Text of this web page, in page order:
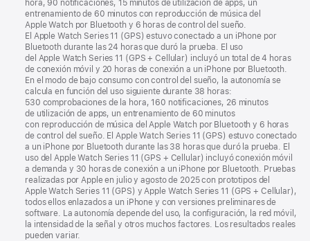
página
hora, 90 notificaciones, 15 minutos de utilización de apps, un
entrenamiento de 60 minutos con reproducción de música del
Apple Watch por Bluetooth y 6 horas de control del sueño.
El Apple Watch Series 11 (GPS) estuvo conectado a un iPhone por
Bluetooth durante las 24 horas que duró la prueba. El uso
del Apple Watch Series 11 (GPS + Cellular) incluyó un total de 4 horas
de conexión móvil y 20 horas de conexión a un iPhone por Bluetooth.
En el modo de bajo consumo con control del sueño, la autonomía se
calcula en función del uso siguiente durante 38 horas:
530 comprobaciones de la hora, 160 notificaciones, 26 minutos
de utilización de apps, un entrenamiento de 60 minutos
con reproducción de música del Apple Watch por Bluetooth y 6 horas
de control del sueño. El Apple Watch Series 11 (GPS) estuvo conectado
a un iPhone por Bluetooth durante las 38 horas que duró la prueba. El
uso del Apple Watch Series 11 (GPS + Cellular) incluyó conexión móvil
a demanda y 30 horas de conexión a un iPhone por Bluetooth. Pruebas
realizadas por Apple en julio y agosto de 2025 con prototipos del
Apple Watch Series 11 (GPS) y Apple Watch Series 11 (GPS + Cellular),
todos ellos enlazados a un iPhone y con versiones preliminares de
software. La autonomía depende del uso, la configuración, la red móvil,
la intensidad de la señal y otros muchos factores. Los resultados reales
pueden variar.